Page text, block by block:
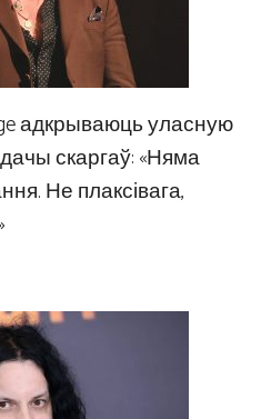
адкрываюць уласную
скаргаў: «Няма
Не плаксівага,